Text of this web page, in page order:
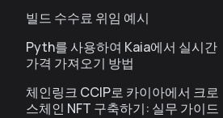
빌드 수수료 위임 예시
Pyth를 사용하여 Kaia에서 실시간
가격 가져오기 방법
체인링크 CCIP로 카이아에서 크로
스체인 NFT 구축하기: 실무 가이드